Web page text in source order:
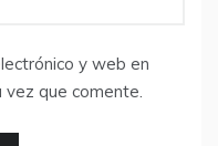
y web en
que comente.